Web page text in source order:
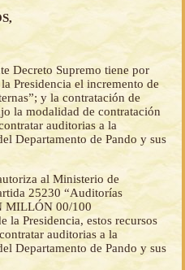
Decreto Supremo tiene por
Presidencia el incremento de
y la contratación de
la modalidad de contratación
auditorias a la
Departamento de Pando y sus
al Ministerio de
25230 “Auditorías
MILLÓN 00/100
Presidencia, estos recursos
auditorias a la
Departamento de Pando y sus